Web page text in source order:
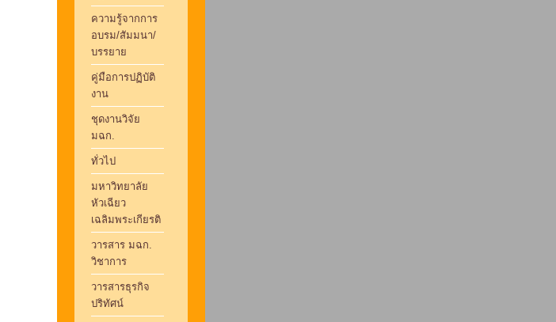
ความรู้จากการ
อบรม/สัมมนา/
บรรยาย
คู่มือการปฏิบัติ
งาน
ชุดงานวิจัย
มฉก.
ทั่วไป
มหาวิทยาลัย
หัวเฉียว
เฉลิมพระเกียรติ
วารสาร มฉก.
วิชาการ
วารสารธุรกิจ
ปริทัศน์